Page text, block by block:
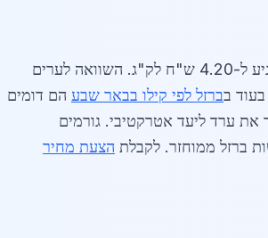
באפריל 2026, מחיר הברזל הרגיל עומד על 3.50 ש"ח לק"ג בממוצע בערד, כאשר ברזל מחוזק לשלד בניין מגיע ל-4.20 ש"ח לק"ג. השוואה לערים
ברזל לפי קילו בבאר שבע הם דומים
וקריית גת המחירים נעים בין 3.40 ל-4.00 ש"ח, מה שהופך את ערד ליעד אטרקטיבי. גורמים
הצעת מחיר